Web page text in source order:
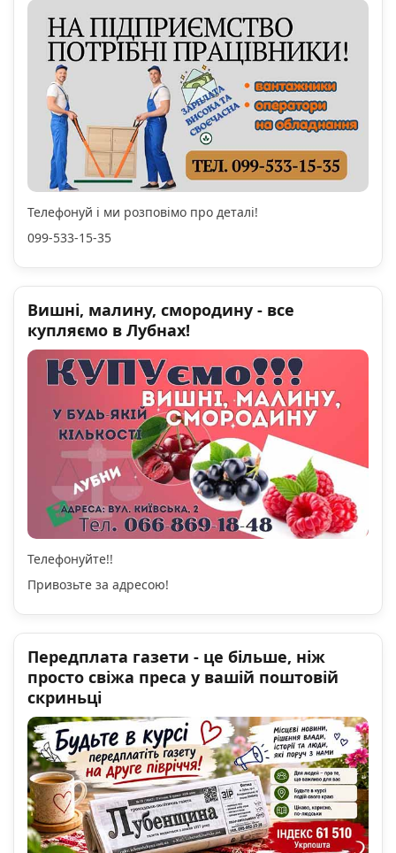
Телефонуй і ми розповімо про деталі!
099-533-15-35
Вишні, малину, смородину - все
купляємо в Лубнах!
Телефонуйте!!
Привозьте за адресою!
Передплата газети - це більше, ніж
просто свіжа преса у вашій поштовій
скриньці